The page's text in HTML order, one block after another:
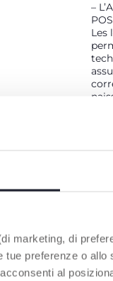
marketing, di
tue preferenze o
al
–
Les
PRODUITS